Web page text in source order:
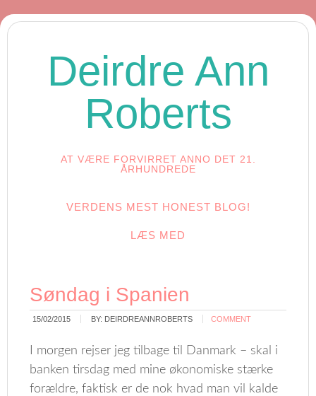
Deirdre Ann
Roberts
AT VÆRE FORVIRRET ANNO DET 21.
ÅRHUNDREDE
VERDENS MEST HONEST BLOG!
LÆS MED
Søndag i Spanien
15/02/2015 BY: DEIRDREANNROBERTS COMMENT
I morgen rejser jeg tilbage til Danmark – skal i
banken tirsdag med mine økonomiske stærke
forældre, faktisk er de nok hvad man vil kalde